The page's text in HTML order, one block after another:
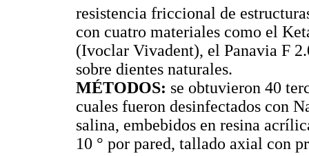
resistencia friccional de
con cuatro materiales como el
(Ivoclar Vivadent), el Panavia F
sobre dientes naturales.
MÉTODOS: se obtuvieron 40
cuales fueron desinfectados con
salina, embebidos en resina
10 ° por pared, tallado axial con